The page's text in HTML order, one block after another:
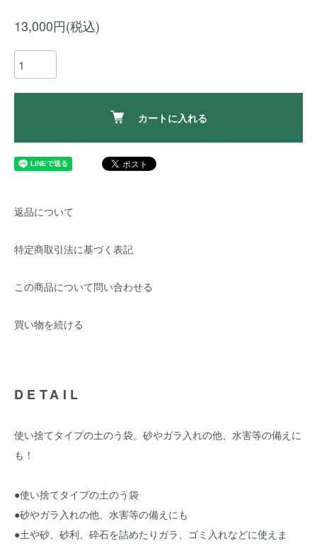
13,000円(税込)
カートに入れる
返品について
特定商取引法に基づく表記
この商品について問い合わせる
買い物を続ける
DETAIL
使い捨てタイプの土のう袋。砂やガラ入れの他、水害等の備えに
も！
●使い捨てタイプの土のう袋
●砂やガラ入れの他、水害等の備えにも
●土や砂、砂利、砕石を詰めたりガラ、ゴミ入れなどに使えま